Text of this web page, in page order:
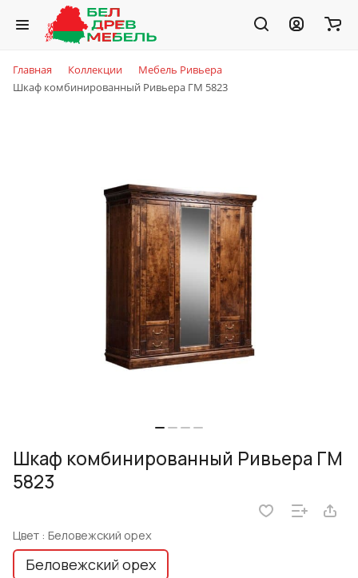
Главная Коллекции
Мебель Ривьера
Шкаф комбинированный Ривьера ГМ 5823
Шкаф комбинированный Ривьера ГМ
5823
Цвет : Беловежский орех
Беловежский орех